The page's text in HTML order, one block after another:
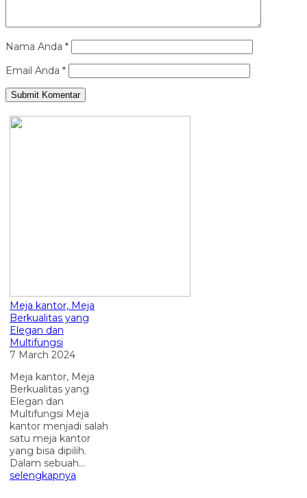
Nama Anda *
Email Anda *
Meja kantor, Meja
Berkualitas yang
Elegan dan
Multifungsi
7 March 2024
Meja kantor, Meja
Berkualitas yang
Elegan dan
Multifungsi Meja
kantor menjadi salah
satu meja kantor
yang bisa dipilih.
Dalam sebuah...
selengkapnya